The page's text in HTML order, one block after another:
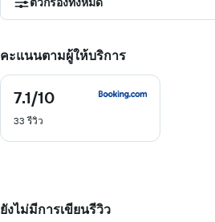
คะแนนตามผู้ให้บริการ
7.1/10
7.1
10
33 รีวิว
ยังไม่มีการเขียนรีวิว